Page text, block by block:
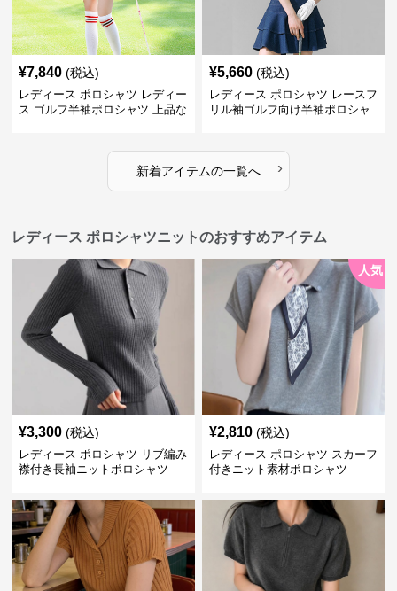
¥7,840 (税込)
レディース ポロシャツ レディー
ス ゴルフ半袖ポロシャツ 上品な
¥5,660 (税込)
レディース ポロシャツ レースフ
リル袖ゴルフ向け半袖ポロシャ
新着アイテムの一覧へ ›
レディース ポロシャツニットのおすすめアイテム
¥3,300 (税込)
レディース ポロシャツ リブ編み
襟付き長袖ニットポロシャツ
人気
¥2,810 (税込)
レディース ポロシャツ スカーフ
付きニット素材ポロシャツ